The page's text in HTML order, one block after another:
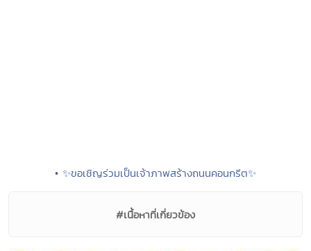
• ✨ขอเชิญร่วมเป็นเจ้าภาพสร้างถนนคอนกรีต✨
#เนื้อหาที่เกี่ยวข้อง